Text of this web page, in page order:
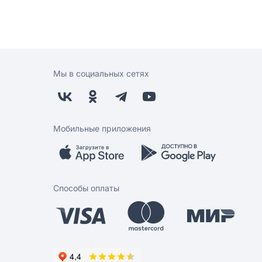
Мы в социальных сетях
Мобильные приложения
Способы оплаты